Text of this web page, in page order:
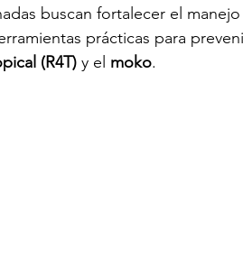
buscan fortalecer el
prácticas para
(R4T) y el moko.